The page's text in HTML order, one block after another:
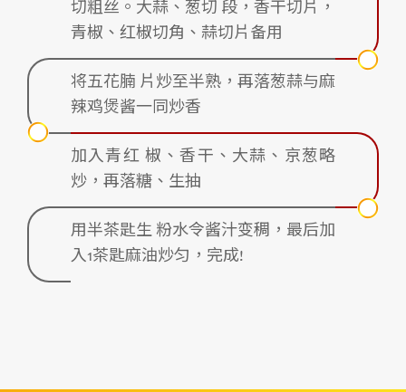
切粗丝。大蒜、葱切 段，香干切片，
青椒、红椒切角、蒜切片备用
将五花腩 片炒至半熟，再落葱蒜与麻
辣鸡煲酱一同炒香
加入青红 椒、香干、大蒜、京葱略
炒，再落糖、生抽
用半茶匙生 粉水令酱汁变稠，最后加
入1茶匙麻油炒匀，完成!